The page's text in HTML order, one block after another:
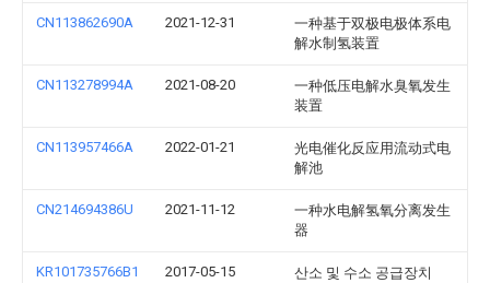
CN113862690A 2021-12-31
一种基于双极电极体系电
解水制氢装置
CN113278994A 2021-08-20
一种低压电解水臭氧发生
装置
CN113957466A 2022-01-21
光电催化反应用流动式电
解池
CN214694386U 2021-11-12
一种水电解氢氧分离发生
器
KR101735766B1 2017-05-15 산소 및 수소 공급장치